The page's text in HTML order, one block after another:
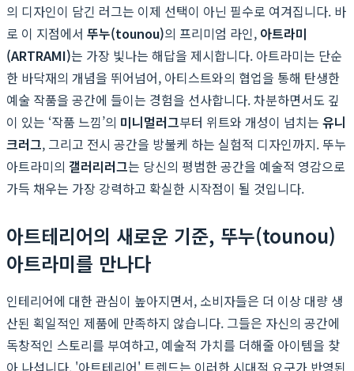
의 디자인이 담긴 러그는 이제 선택이 아닌 필수로 여겨집니다. 바
로 이 지점에서 뚜누(tounou)의 프리미엄 라인, 아트라미
(ARTRAMI)는 가장 빛나는 해답을 제시합니다. 아트라미는 단순
한 바닥재의 개념을 뛰어넘어, 아티스트와의 협업을 통해 탄생한
예술 작품을 공간에 들이는 경험을 선사합니다. 차분하면서도 깊
이 있는 ‘작품 느낌’의 미니멀러그부터 위트와 개성이 넘치는 유니
크러그, 그리고 전시 공간을 방불케 하는 실험적 디자인까지. 뚜누
아트라미의 갤러리러그는 당신의 평범한 공간을 예술적 영감으로
가득 채우는 가장 강력하고 확실한 시작점이 될 것입니다.
아트테리어의 새로운 기준, 뚜누(tounou)
아트라미를 만나다
인테리어에 대한 관심이 높아지면서, 소비자들은 더 이상 대량 생
산된 획일적인 제품에 만족하지 않습니다. 그들은 자신의 공간에
독창적인 스토리를 부여하고, 예술적 가치를 더해줄 아이템을 찾
아 나섭니다. '아트테리어' 트렌드는 이러한 시대적 요구가 반영된